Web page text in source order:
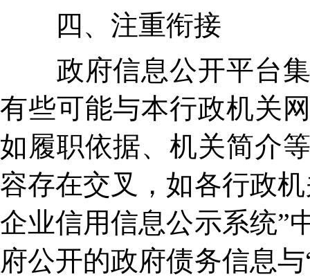
四、注重衔接
政府信息公开平台集
有些可能与本行政机关
如履职依据、机关简介
容存在交叉，如各行政
企业信用信息公示系统”
府公开的政府债务信息